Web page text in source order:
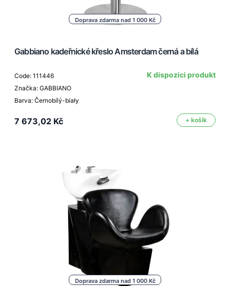
Doprava zdarma nad 1 000 Kč
Gabbiano kadeřnické křeslo Amsterdam černá a bílá
Code: 111446
Značka: GABBIANO
Barva: Černobílý-biały
K dispozici produkt
7 673,02 Kč + košík
Doprava zdarma nad 1 000 Kč